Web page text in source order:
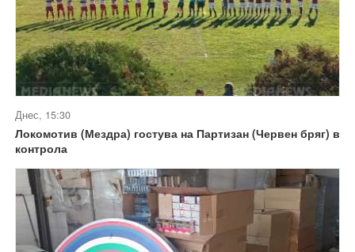
Днес, 15:30
Локомотив (Мездра) гостува на Партизан (Червен бряг) в
контрола